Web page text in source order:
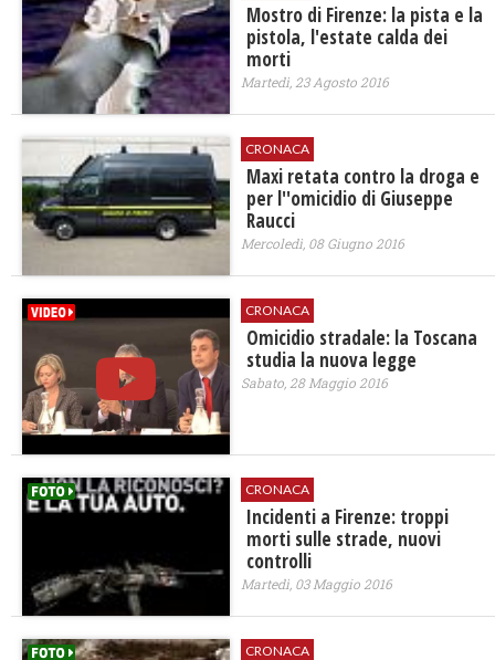
Mostro di Firenze: la pista e la
pistola, l'estate calda dei
morti
Martedì, 23 Agosto 2016
CRONACA
Maxi retata contro la droga e
per l''omicidio di Giuseppe
Raucci
Mercoledì, 08 Giugno 2016
CRONACA
Omicidio stradale: la Toscana
studia la nuova legge
Sabato, 28 Maggio 2016
CRONACA
Incidenti a Firenze: troppi
morti sulle strade, nuovi
controlli
Martedì, 03 Maggio 2016
CRONACA